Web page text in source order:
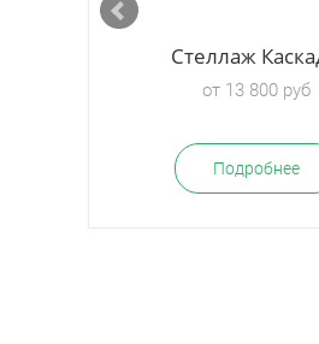
Стеллаж
от 13 800 руб
Подробнее